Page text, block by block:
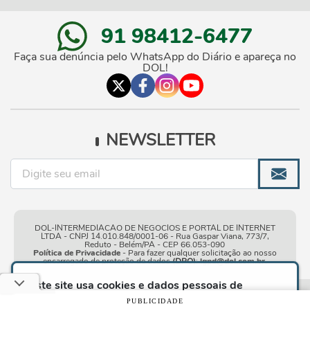
Este site usa cookies e dados pessoais de
acordo com os nossosTermos de Uso e Política
e, ao continuar navegando neste
91 98412-6477
Faça sua denúncia pelo WhatsApp do Diário e apareça no
DOL!
NEWSLETTER
DOL-INTERMEDIACAO DE NEGOCIOS E PORTAL DE INTERNET
LTDA - CNPJ 14.010.848/0001-06 - Rua Gaspar Viana, 773/7,
Reduto - Belém/PA - CEP 66.053-090
Política de Privacidade- Para fazer qualquer solicitação ao nosso
encarregado de proteção de dados(DPO):lgpd@dol.com.br.
| © Copyright 2010-2026 DOL - Diário
PUBLICIDADE